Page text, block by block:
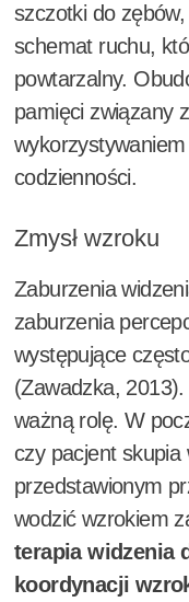
szczotki do
schemat ruchu,
powtarzalny.
pamięci związany
codzienności.
Zmysł wzroku
Zaburzenia
zaburzenia
występujące
(Zawadzka,
ważną rolę. W
czy pacjent skupia
przedstawionym
wodzić wzrokiem
terapia widzenia
koordynacji